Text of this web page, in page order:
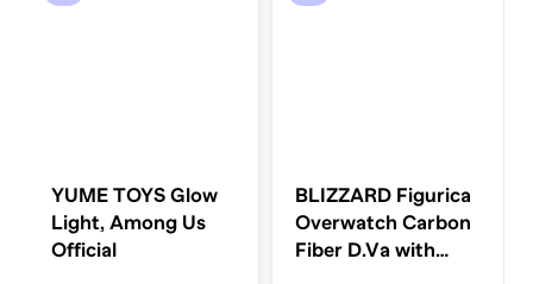
YUME TOYS Glow
Light, Among Us
Official
BLIZZARD Figurica
Overwatch Carbon
Fiber D.Va with